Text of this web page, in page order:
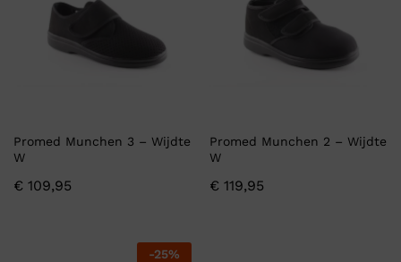
Promed Munchen 3 – Wijdte
W
€ 109,95
Promed Munchen 2 – Wijdte
W
€ 119,95
-25%